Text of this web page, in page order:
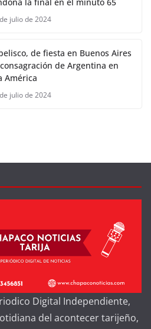
julio de 2024
de fiesta en Buenos Aires
de Argentina en
América
julio de 2024
Digital Independiente,
del acontecer tarijeño,